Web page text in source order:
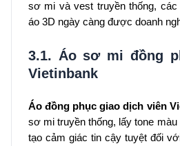
sơ mi và vest truyền thống, các
áo 3D ngày càng được doanh
3.1. Áo sơ mi đồng
Vietinbank
Áo đồng phục giao dịch viên
sơ mi truyền thống, lấy tone
tạo cảm giác tin cậy tuyệt đối